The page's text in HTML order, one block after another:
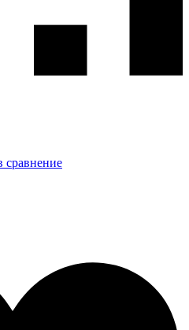
сравнение